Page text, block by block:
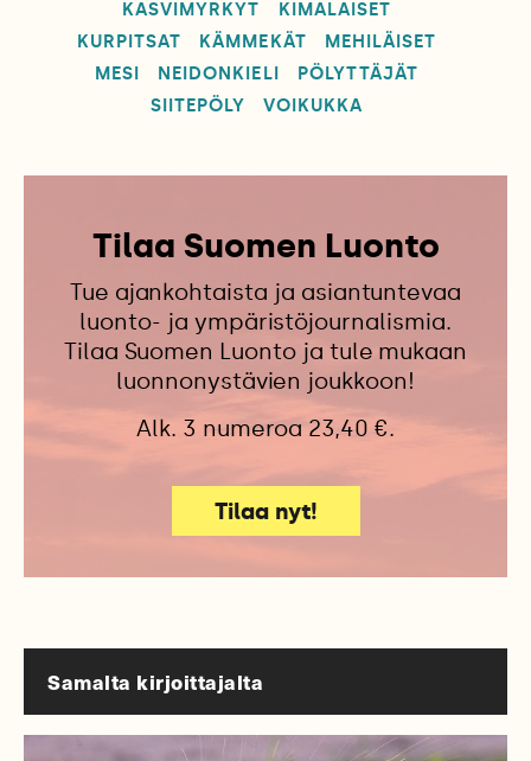
KASVIMYRKYT
KIMALAISET
KURPITSAT
KÄMMEKÄT
MEHILÄISET
MESI
NEIDONKIELI
PÖLYTTÄJÄT
SIITEPÖLY
VOIKUKKA
Tilaa Suomen Luonto
Tue ajankohtaista ja asiantuntevaa
luonto- ja ympäristöjournalismia.
Tilaa Suomen Luonto ja tule mukaan
luonnonystävien joukkoon!
Alk. 3 numeroa 23,40 €.
Tilaa nyt!
Samalta kirjoittajalta